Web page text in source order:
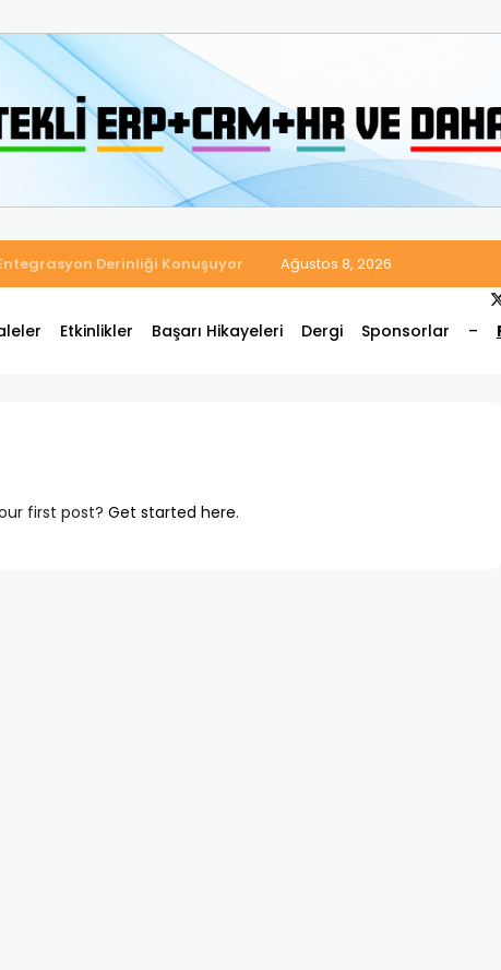
Satış ve Muhasebe Süreçlerini Tek Platformda Birleştirdi
Ağustos 8, 2026
Etkinlikler Başarı Hikayeleri Dergi Sponsorlar –
first post? Get started here.